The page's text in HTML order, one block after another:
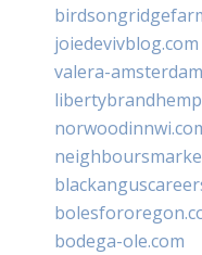
joiedevivblog.com
valera-
bodega-ole.com